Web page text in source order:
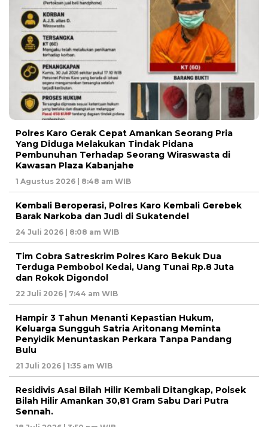
Polres Karo Gerak Cepat Amankan Seorang Pria
Yang Diduga Melakukan Tindak Pidana
Pembunuhan Terhadap Seorang Wiraswasta di
Kawasan Plaza Kabanjahe
1 Agustus 2026 | 8:48 am WIB
Kembali Beroperasi, Polres Karo Kembali Gerebek
Barak Narkoba dan Judi di Sukatendel
24 Juli 2026 | 8:08 am WIB
Tim Cobra Satreskrim Polres Karo Bekuk Dua
Terduga Pembobol Kedai, Uang Tunai Rp.8 Juta
dan Rokok Digondol
22 Juli 2026 | 7:44 am WIB
Hampir 3 Tahun Menanti Kepastian Hukum,
Keluarga Sungguh Satria Aritonang Meminta
Penyidik Menuntaskan Perkara Tanpa Pandang
Bulu
21 Juli 2026 | 1:35 am WIB
Residivis Asal Bilah Hilir Kembali Ditangkap, Polsek
Bilah Hilir Amankan 30,81 Gram Sabu Dari Putra
Sennah.